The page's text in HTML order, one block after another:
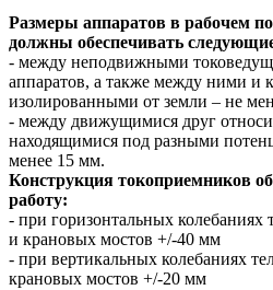
Размеры аппаратов в рабочем
должны обеспечивать
- между неподвижными
аппаратов, а также между ними и
изолированными от земли – не
- между движущимися друг
находящимися под разными
менее 15 мм.
Конструкция токоприемников
работу:
- при горизонтальных колебаниях
и крановых мостов +/-40 мм
- при вертикальных колебаниях
крановых мостов +/-20 мм